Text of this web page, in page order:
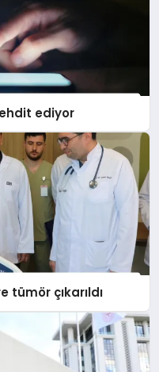
ediyor
tümör çıkarıldı